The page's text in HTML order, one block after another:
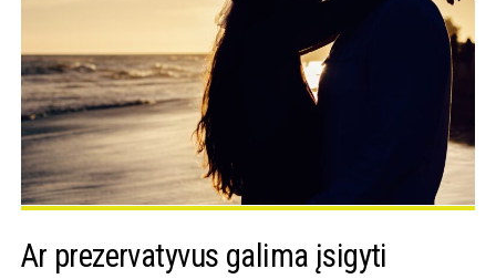
Ar prezervatyvus galima įsigyti